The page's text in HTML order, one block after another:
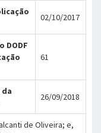
02/10/2017
DODF
61
da
26/09/2018
de Oliveira; e,